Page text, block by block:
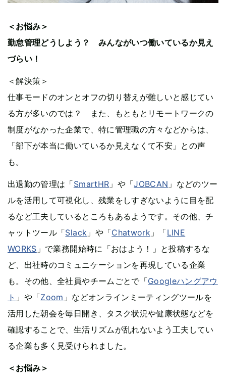
＜お悩み＞
勤怠管理どうしよう？ みんながいつ働いているか見え
づらい！
＜解決策＞
仕事モードのオンとオフの切り替えが難しいと感じてい
る方が多いのでは？ また、もともとリモートワークの
制度がなかった企業で、特に管理職の方々などからは、
「部下が本当に働いているか見えなくて不安」との声
も。
出退勤の管理は「SmartHR 」や「JOBCAN 」などのツー
ルを活用して可視化し、残業をしすぎないように目を配
るなど工夫しているところもあるようです。その他、チ
ャットツール「Slack 」や「Chatwork 」「LINE
WORKS 」で業務開始時に「おはよう！」と投稿するな
ど、出社時のコミュニケーションを再現している企業
も。その他、全社員やチームごとで「Googleハングアウ
ト 」や「Zoom 」などオンラインミーティングツールを
活用した朝会を毎日開き、タスク状況や健康状態などを
確認することで、生活リズムが乱れないよう工夫してい
る企業も多く見受けられました。
＜お悩み＞